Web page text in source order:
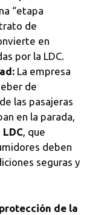
“etapa
de
en
por la LDC.
La empresa
de
las pasajeras
en la parada,
, que
deben
seguras y
protección de la